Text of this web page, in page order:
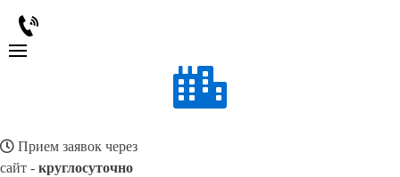
Прием заявок через
сайт - круглосуточно